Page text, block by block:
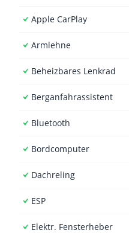
Apple CarPlay
Armlehne
Beheizbares Lenkrad
Berganfahrassistent
Bluetooth
Bordcomputer
Dachreling
ESP
Elektr. Fensterheber